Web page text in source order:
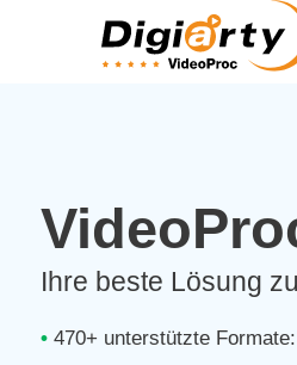
Ihre beste Lösung
•470+ unterstützte